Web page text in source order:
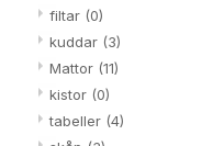
filtar (0)
kuddar (3)
Mattor (11)
kistor (0)
tabeller (4)